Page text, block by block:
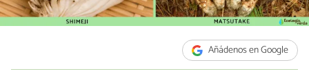
Añádenos en Google